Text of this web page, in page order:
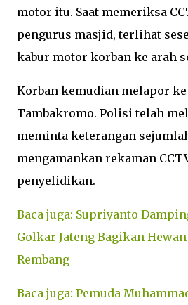
motor itu. Saat memeriksa
pengurus masjid, terlihat
kabur motor korban ke arah
Korban kemudian melapor
Tambakromo. Polisi telah
meminta keterangan
mengamankan rekaman
penyelidikan.
Baca juga: Supriyanto
Golkar Jateng Bagikan
Rembang
Baca juga: Pemuda